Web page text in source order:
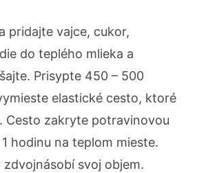
pridajte vajce, cukor,
do teplého mlieka a
Prisypte 450 – 500
elastické cesto, ktoré
Cesto zakryte potravinovou
hodinu na teplom mieste.
svoj objem.